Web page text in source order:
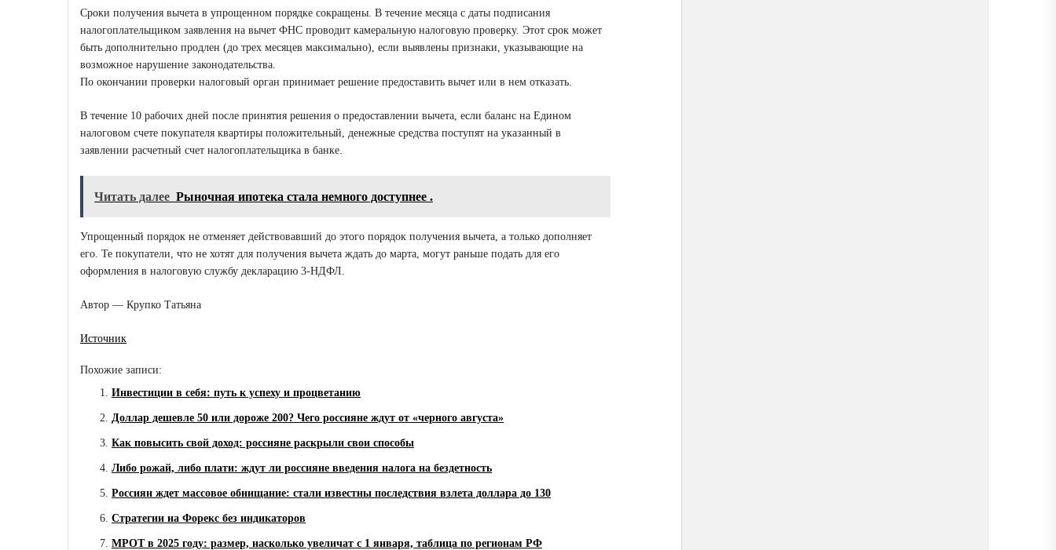
Сроки получения вычета в упрощенном порядке сокращены. В течение месяца с даты подписания
налогоплательщиком заявления на вычет ФНС проводит камеральную налоговую проверку. Этот срок может
быть дополнительно продлен (до трех месяцев максимально), если выявлены признаки, указывающие на
возможное нарушение законодательства.
По окончании проверки налоговый орган принимает решение предоставить вычет или в нем отказать.
В течение 10 рабочих дней после принятия решения о предоставлении вычета, если баланс на Едином
налоговом счете покупателя квартиры положительный, денежные средства поступят на указанный в
заявлении расчетный счет налогоплательщика в банке.
Читать далее Рыночная ипотека стала немного доступнее .
Упрощенный порядок не отменяет действовавший до этого порядок получения вычета, а только дополняет
его. Те покупатели, что не хотят для получения вычета ждать до марта, могут раньше подать для его
оформления в налоговую службу декларацию 3-НДФЛ.
Автор — Крупко Татьяна
Источник
Похожие записи:
Инвестиции в себя: путь к успеху и процветанию
Доллар дешевле 50 или дороже 200? Чего россияне ждут от «черного августа»
Как повысить свой доход: россияне раскрыли свои способы
Либо рожай, либо плати: ждут ли россияне введения налога на бездетность
Россиян ждет массовое обнищание: стали известны последствия взлета доллара до 130
Стратегии на Форекс без индикаторов
МРОТ в 2025 году: размер, насколько увеличат с 1 января, таблица по регионам РФ